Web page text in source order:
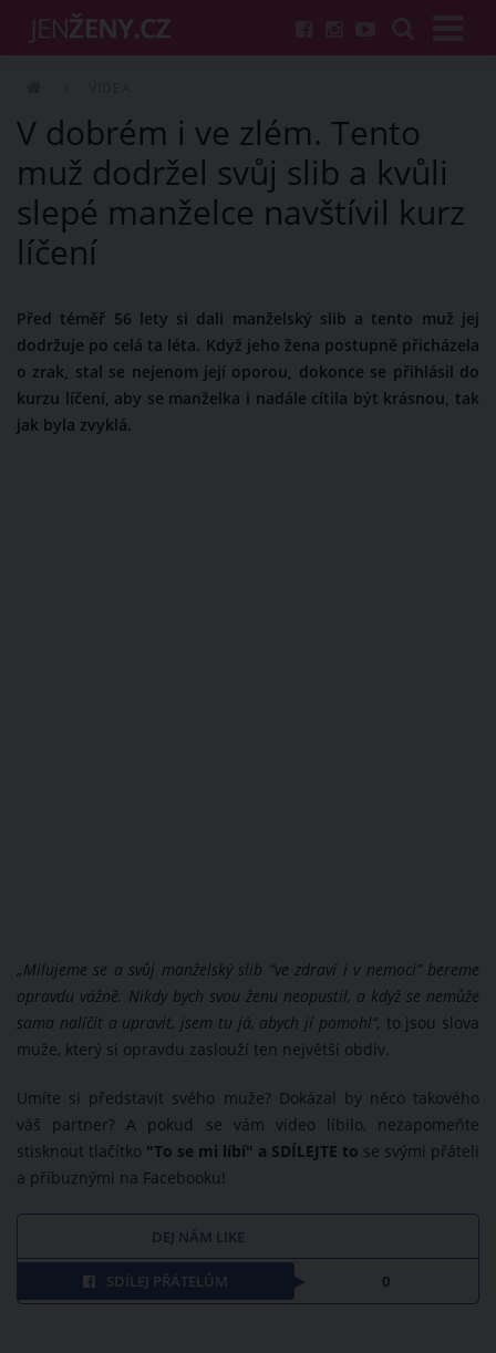
V dobrém i ve zlém. Tento
muž dodržel svůj slib a kvůli
slepé manželce navštívil kurz
líčení
Před téměř 56 lety si dali manželský slib a tento muž jej
dodržuje po celá ta léta. Když jeho žena postupně přicházela
o zrak, stal se nejenom její oporou, dokonce se přihlásil do
kurzu líčení, aby se manželka i nadále cítila být krásnou, tak
jak byla zvyklá.
„Milujeme se a svůj manželský slib “ve zdraví i v nemoci” bereme
opravdu vážně. Nikdy bych svou ženu neopustil, a když se nemůže
sama nalíčit a upravit, jsem tu já, abych jí pomohl“, to jsou slova
muže, který si opravdu zaslouží ten největší obdiv.
Umíte si představit svého muže? Dokázal by něco takového
váš partner? A pokud se vám video líbilo, nezapomeňte
stisknout tlačítko "To se mi líbí" a SDÍLEJTE to se svými přáteli
a příbuznými na Facebooku!
DEJ NÁM LIKE
SDÍLEJ PŘÁTELŮM 0